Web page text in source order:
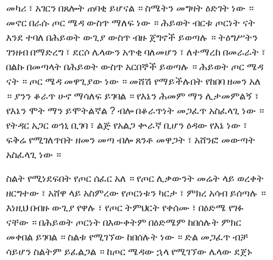
መካሪ ፣ አገርን በጸሎት ጠባቂ ይሆናል ። ስሜትን መግዛት ዕድገት ነው ።
መኖር በራሱ ጦር ሜዳ ውስጥ ማለፍ ነው ። ሕይወት ብርቱ ጦርነት ናት
እንደ ተባለ በሕይወት ውጊያ ውስጥ ብዙ ጀግኖች ይወጣሉ ። ትዕግሥትን
ገንዘብ በማድረግ ፣ ደርሶ ሌላውን አጥቂ ባለመሆን ፣ ለተማረከ በመራራት ፣
በልኩ በመጣላት በሕይወት ውስጥ አርበኞች ይወጣሉ ። ሕይወት ጦር ሜዳ
ናት ። ጦር ሜዳ መዋጊያው ነው ። መሸሽ የማይችሉበት የከበባ ዘመን አለ
። ያንን ቆራጥ ሁኖ ማሳለፍ ይገባል ። የእኔን ሕመም ማን ሊታመምልኝ ፣
የእኔን ሞት ማን ይሞትልኛል ? ብሎ በቆራጥነት መጋፈጥ አስፈላጊ ነው ።
የትዳር አጋር ወኅኒ ቢገባ ፣ ልጅ የአልጋ ቍራኛ ቢሆን ዕዳው የእኔ ነው ፣
ፍቅሬ የሚገለጥበት ዘመን መጣ ብሎ ጸንቶ መዋጋት ፣ አሸንፎ መውጣት
አስፈላጊ ነው ።
ስልት የሚነደፍበት የጦር ሰፈር አለ ። የጦር ሊቃውንት መሬት ላይ ወረቀት
ዘርግተው ፣ አሸዋ ላይ አስምረው የጦርነቱን ካርታ ፣ ምክረ አሳብ ይሰጣሉ ።
እነዚህ በብዙ ውጊያ የዋሉ ፣ የጦር ትምህርት የቀሰሙ ፣ በዕድሜ የገፉ
ናቸው ። በሕይወት ጦርነት በእውቀትም በዕድሜም ከበሰሉት ምክር
መቀበል ይገባል ። ስልቱ የሚገኘው ከበሰሉት ነው ። ድል መጋፈጥ ብቻ
ሳይሆን ስልትም ይፈልጋል ። ከጦር ሜዳው ኋላ የሚገኘው ሌላው ደጀኑ